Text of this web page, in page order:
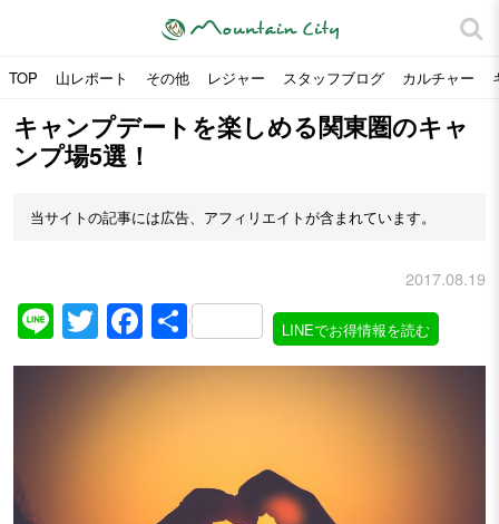
TOP 山レポート その他 レジャー スタッフブログ カルチャー
キャンプデートを楽しめる関東圏のキャ
ンプ場5選！
当サイトの記事には広告、アフィリエイトが含まれています。
2017.08.19
LineTwitter
Facebook
共
有
LINEでお得情報を読む